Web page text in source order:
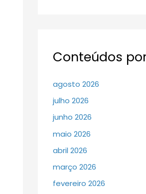
Conteúdos
agosto 2026
julho 2026
junho 2026
maio 2026
abril 2026
março 2026
fevereiro 2026